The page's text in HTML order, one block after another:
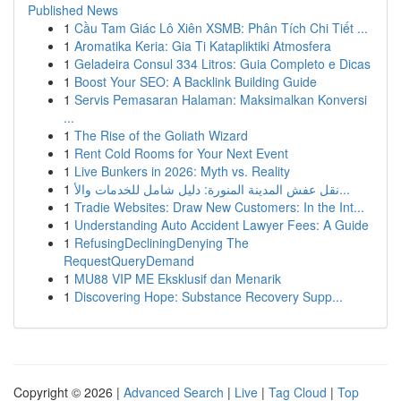
Published News
1 Cầu Tam Giác Lô Xiên XSMB: Phân Tích Chi Tiết ...
1 Aromatika Keria: Gia Ti Katapliktiki Atmosfera
1 Geladeira Consul 334 Litros: Guia Completo e Dicas
1 Boost Your SEO: A Backlink Building Guide
1 Servis Pemasaran Halaman: Maksimalkan Konversi
...
1 The Rise of the Goliath Wizard
1 Rent Cold Rooms for Your Next Event
1 Live Bunkers in 2026: Myth vs. Reality
1
نقل عفش المدينة المنورة: دليل شامل للخدمات والأ...
1 Tradie Websites: Draw New Customers: In the Int...
1 Understanding Auto Accident Lawyer Fees: A Guide
1 RefusingDecliningDenying The
RequestQueryDemand
1 MU88 VIP ME Eksklusif dan Menarik
1 Discovering Hope: Substance Recovery Supp...
Copyright © 2026 | Advanced Search | Live | Tag Cloud | Top